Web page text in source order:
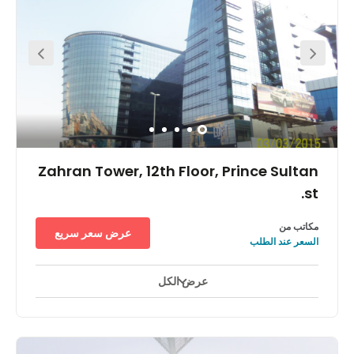
الرابع. وبفضل الإضاءة الطبيعية التي تملأ المكان، فهو منصة مثالية
تساعد على نمو أعمالك، وذلك بفضل المكاتب الخاصة أو المشتركة
وقاعات الاجتماعات التي يمكن استئجارها والإنترنت عالي السرعة
وأماكن الاستراحة. ستحاط برواد الأعمال وأصحاب المشاريع الذين
يتشاركون معك في الأفكار، مما يوجد مجتمعًا حيويًا وملهمًا. يمتاز مبنى
كوارتز أيضًا باتصاله بجميع طرق المواصلات، ويبعد عن المطار بمسافة
قصيرة بالسيارة. أطلق العنان لأفكارك الرائعة أثناء التجول حول حديقة
البرج أو حديقة الشاطئ 2. أو إذا كنت تريد أن تفصل عن جو الأعمال
بالكلية، فهناك فقيه أكواريوم وفقيه بلانيتيريوم وواجهة جدة البحرية حيث
يمكنك الاستمتاع.
Zahran Tower, 12th Floor, Prince Sultan
ساحات للاستراحة
which to entertain your clients. There are many business
مكاتب من
السعر عند الطلب
عرض سعر سريع
عرض الكل